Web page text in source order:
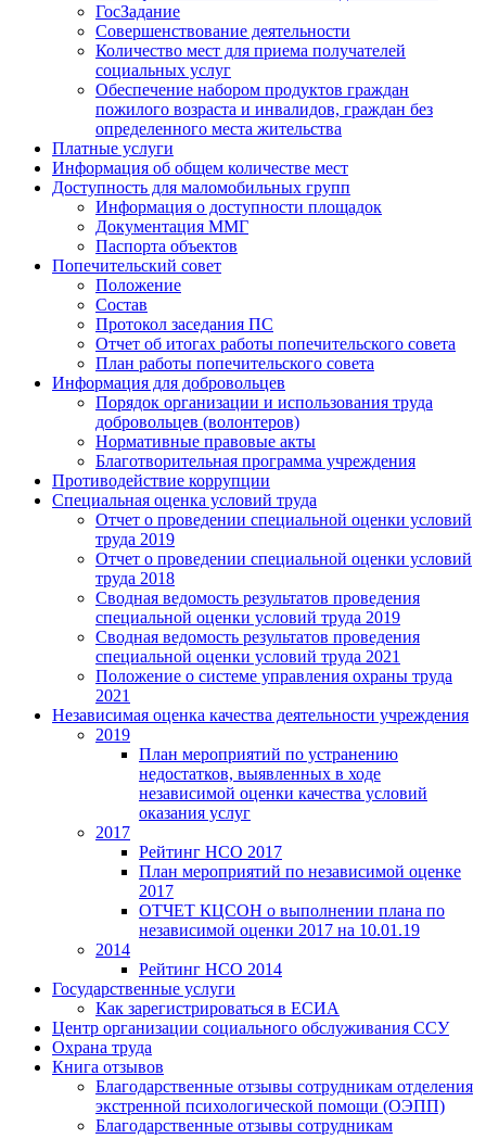
ГосЗадание
Совершенствование деятельности
Количество мест для приема получателей
социальных услуг
Обеспечение набором продуктов граждан
пожилого возраста и инвалидов, граждан без
определенного места жительства
Платные услуги
Информация об общем количестве мест
Доступность для маломобильных групп
Информация о доступности площадок
Документация ММГ
Паспорта объектов
Попечительский совет
Положение
Состав
Протокол заседания ПС
Отчет об итогах работы попечительского совета
План работы попечительского совета
Информация для добровольцев
Порядок организации и использования труда
добровольцев (волонтеров)
Нормативные правовые акты
Благотворительная программа учреждения
Противодействие коррупции
Специальная оценка условий труда
Отчет о проведении специальной оценки условий
труда 2019
Отчет о проведении специальной оценки условий
труда 2018
Сводная ведомость результатов проведения
специальной оценки условий труда 2019
Сводная ведомость результатов проведения
специальной оценки условий труда 2021
Положение о системе управления охраны труда
2021
Независимая оценка качества деятельности учреждения
2019
План мероприятий по устранению
недостатков, выявленных в ходе
независимой оценки качества условий
оказания услуг
2017
Рейтинг НСО 2017
План мероприятий по независимой оценке
2017
ОТЧЕТ КЦСОН о выполнении плана по
независимой оценки 2017 на 10.01.19
2014
Рейтинг НСО 2014
Государственные услуги
Как зарегистрироваться в ЕСИА
Центр организации социального обслуживания ССУ
Охрана труда
Книга отзывов
Благодарственные отзывы сотрудникам отделения
экстренной психологической помощи (ОЭПП)
Благодарственные отзывы сотрудникам